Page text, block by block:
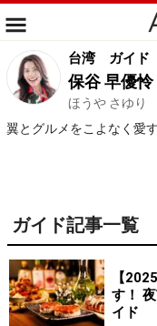
台湾 ガイド
保谷 早優怜
ほうや さゆり
翼とグルメをこよなく愛
ガイド記事一覧
【
す！
イド